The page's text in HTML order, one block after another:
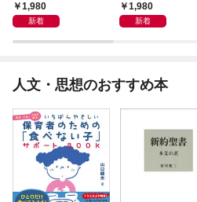
1,980
新着
1,980
新着
人文・思想のおすすめ本